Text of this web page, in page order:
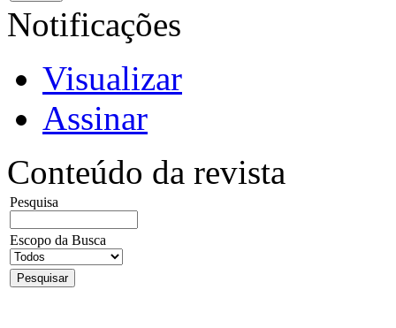
Notificações
Visualizar
Assinar
Conteúdo da revista
Pesquisa
Escopo da Busca